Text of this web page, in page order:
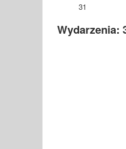
31
Wydarzenia: